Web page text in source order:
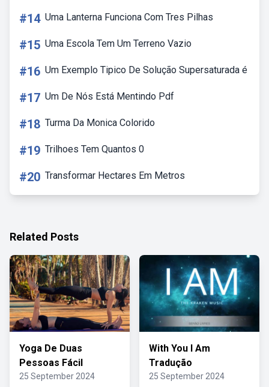
#14 Uma Lanterna Funciona Com Tres Pilhas
#15 Uma Escola Tem Um Terreno Vazio
#16 Um Exemplo Tipico De Solução Supersaturada é
#17 Um De Nós Está Mentindo Pdf
#18 Turma Da Monica Colorido
#19 Trilhoes Tem Quantos 0
#20 Transformar Hectares Em Metros
Related Posts
Yoga De Duas
Pessoas Fácil
25 September 2024
With You I Am
Tradução
25 September 2024